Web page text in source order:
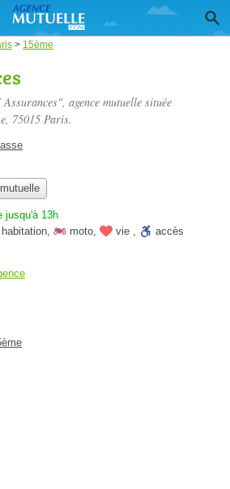
> 15ème
agence mutuelle située
, 75015 Paris.
jusqu'à 13h
habitation, moto, vie ,
accès